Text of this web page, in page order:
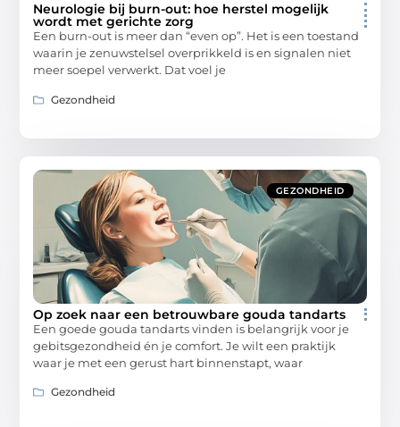
Neurologie bij burn-out: hoe herstel mogelijk
wordt met gerichte zorg
Een burn-out is meer dan “even op”. Het is een toestand
waarin je zenuwstelsel overprikkeld is en signalen niet
meer soepel verwerkt. Dat voel je
Gezondheid
GEZONDHEID
Op zoek naar een betrouwbare gouda tandarts
Een goede gouda tandarts vinden is belangrijk voor je
gebitsgezondheid én je comfort. Je wilt een praktijk
waar je met een gerust hart binnenstapt, waar
Gezondheid